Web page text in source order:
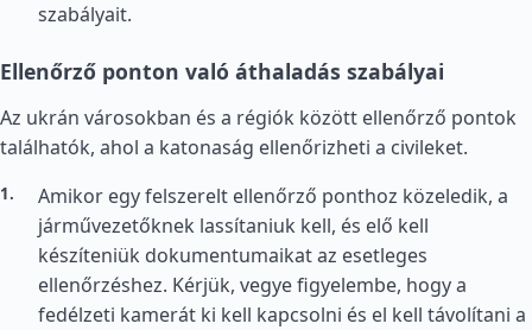
szabályait.
Ellenőrző ponton való áthaladás szabályai
Az ukrán városokban és a régiók között ellenőrző pontok
találhatók, ahol a katonaság ellenőrizheti a civileket.
Amikor egy felszerelt ellenőrző ponthoz közeledik, a
járművezetőknek lassítaniuk kell, és elő kell
készíteniük dokumentumaikat az esetleges
ellenőrzéshez. Kérjük, vegye figyelembe, hogy a
fedélzeti kamerát ki kell kapcsolni és el kell távolítani a